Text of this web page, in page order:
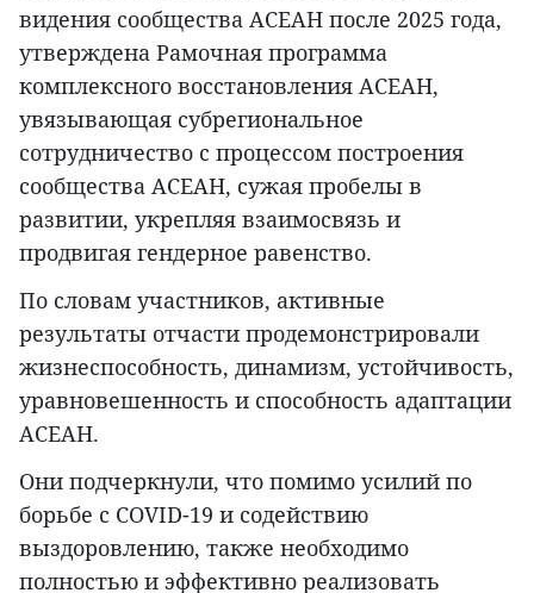
видения сообщества АСЕАН после 2025 года,
утверждена Рамочная программа
комплексного восстановления АСЕАН,
увязывающая субрегиональное
сотрудничество с процессом построения
сообщества АСЕАН, сужая пробелы в
развитии, укрепляя взаимосвязь и
продвигая гендерное равенство.
По словам участников, активные
результаты отчасти продемонстрировали
жизнеспособность, динамизм, устойчивость,
уравновешенность и способность адаптации
АСЕАН.
Они подчеркнули, что помимо усилий по
борьбе с COVID-19 и содействию
выздоровлению, также необходимо
полностью и эффективно реализовать